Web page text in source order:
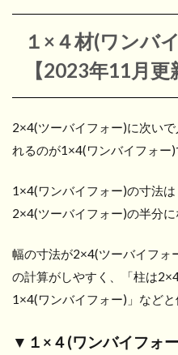
１×４材(ワンバ
【2023年11月更
2×4(ツーバイフォー)に次い
れるのが1×4(ワンバイフォー)
1×4(ワンバイフォー)の寸法
2×4(ツーバイフォー)の半分に
幅の寸法が2×4(ツーバイフォ
の計算がしやすく、「柱は
1×4(ワンバイフォー)」などと
▼１×４(ワンバイフォ